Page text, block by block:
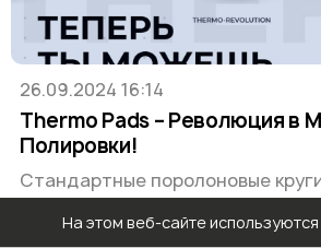
26.09.2024 16:14
Thermo Pads – Революция в
Полировки!
Стандартные поролоновые
трения теряют свою структуру
слишком мягкими, что снижает
На этом веб-сайте